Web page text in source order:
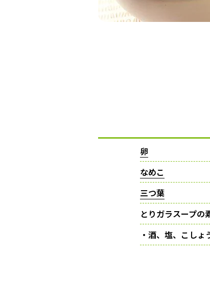
卵
なめこ
三つ葉
とりガラスープの
・酒、塩、こしょ